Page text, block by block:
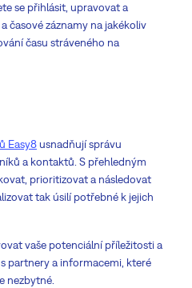
se přihlásit, upravovat a
časové záznamy na jakékoliv
času stráveného na
Easy8usnadňují správu
a kontaktů. S přehledným
prioritizovat a následovat
tak úsilí potřebné k jejich
vaše potenciální příležitosti a
partnery a informacemi, které
nezbytné.